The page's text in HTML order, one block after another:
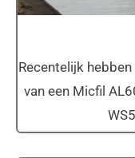
Recentelijk
van een Micfil